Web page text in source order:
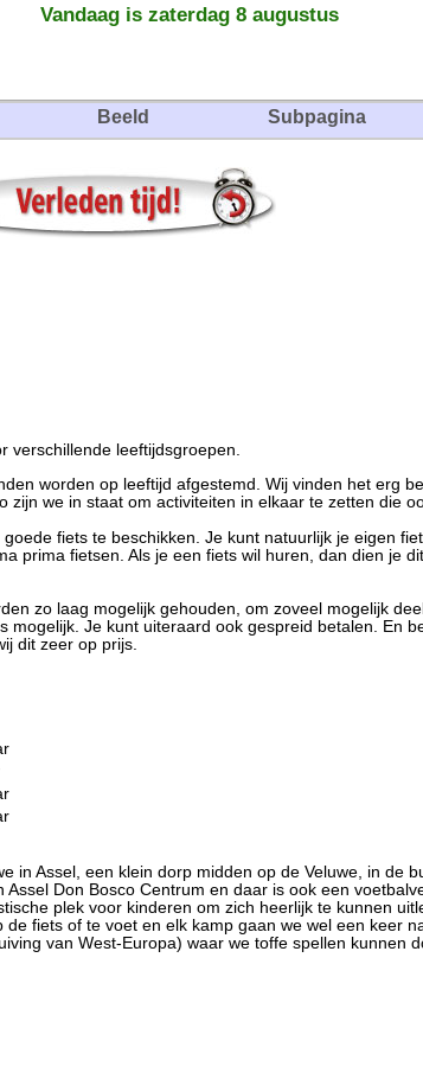
Vandaag is zaterdag 8 augustus
Beeld Subpagina
verschillende leeftijdsgroepen.
worden op leeftijd afgestemd. Wij vinden het erg
we in staat om activiteiten in elkaar te zetten die
fiets te beschikken. Je kunt natuurlijk je eigen
prima fietsen. Als je een fiets wil huren, dan dien je
zo laag mogelijk gehouden, om zoveel mogelijk
mogelijk. Je kunt uiteraard ook gespreid betalen. En
dit zeer op prijs.
in Assel, een klein dorp midden op de Veluwe, in de
Don Bosco Centrum en daar is ook een
plek voor kinderen om zich heerlijk te kunnen
fiets of te voet en elk kamp gaan we wel een keer
van West-Europa) waar we toffe spellen kunnen